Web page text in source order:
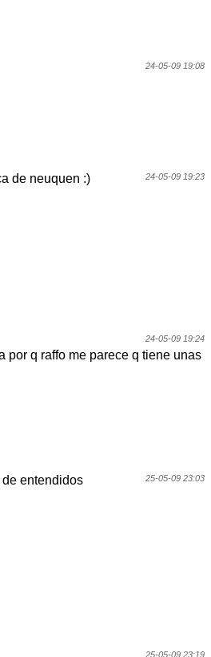
24-05-09 19:08
24-05-09 19:23
de neuquen :)
24-05-09 19:24
por q raffo me parece q tiene unas
25-05-09 23:03
entendidos
25-05-09 23:19